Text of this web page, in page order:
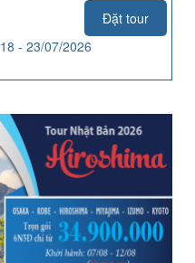
Đặt tour
18 - 23/07/2026